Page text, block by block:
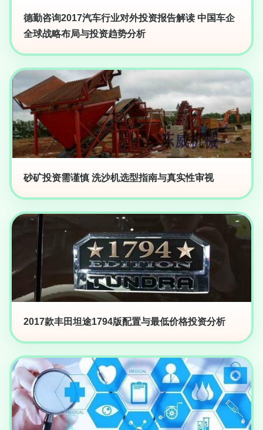
德勤咨询2017汽车行业对外投资报告解读 中国车企
全球战略布局与投资趋势分析
砂矿投资需谨慎 洗沙机选型指南与真实性审视
2017款丰田坦途1794版配置与最低价格投资分析